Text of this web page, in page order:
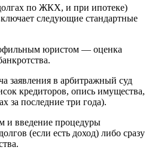
по ЖКХ, и при ипотеке)
следующие стандартные
юристом — оценка
заявления в арбитражный суд
кредиторов, опись имущества,
за последние три года).
и введение процедуры
(если есть доход) либо сразу